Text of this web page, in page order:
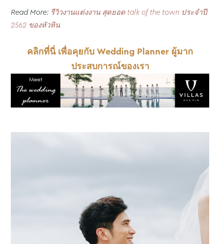
Read More: รีวิวงานแต่งงาน สุดยอด talk of the town ประจำปี
2562 ของหัวหิน
คลิกที่นี่ เพื่อคุยกับ Wedding Planner ผู้มาก
ประสบการณ์ของเรา